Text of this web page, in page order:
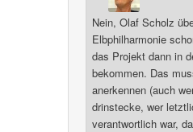
Nein, Olaf Scholz
Elbphilharmonie
das Projekt dann in
bekommen. Das
anerkennen (auch
drinstecke, wer
verantwortlich war,